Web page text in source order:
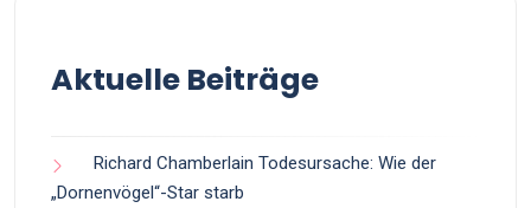
Aktuelle Beiträge
Richard Chamberlain Todesursache: Wie der
„Dornenvögel“-Star starb